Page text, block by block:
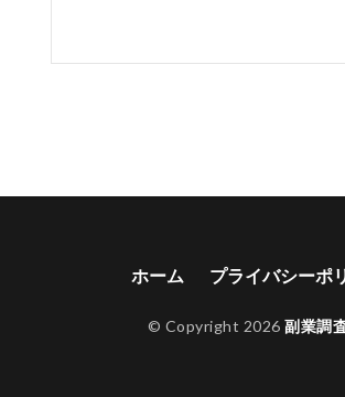
ホーム プライバシーポ
© Copyright 2026副業調